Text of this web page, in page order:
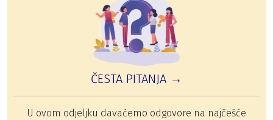
ČESTA PITANJA →
U ovom odjeljku davaćemo odgovore na najčešće